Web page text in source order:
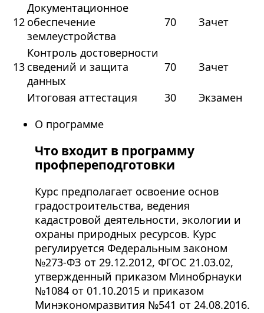
12
Документационное
обеспечение
землеустройства
70 Зачет
13
Контроль достоверности
сведений и защита
данных
70 Зачет
Итоговая аттестация 30
Экзамен
О программе
Что входит в программу
профпереподготовки
Курс предполагает освоение основ
градостроительства, ведения
кадастровой деятельности, экологии и
охраны природных ресурсов. Курс
регулируется Федеральным законом
№273-ФЗ от 29.12.2012, ФГОС 21.03.02,
утвержденный приказом Минобрнауки
№1084 от 01.10.2015 и приказом
Минэкономразвития №541 от 24.08.2016.